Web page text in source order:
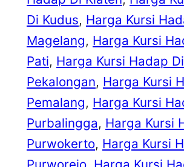
Di Kudus, Harga Kursi
Magelang, Harga Kursi
Pati, Harga Kursi Hadap Di
Pekalongan, Harga Kursi
Pemalang, Harga Kursi
Purbalingga, Harga Kursi
Purwokerto, Harga Kursi